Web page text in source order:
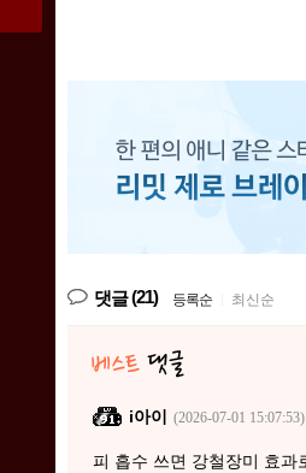
댓글(21) 등록순 최신순
i아이 (2026-07-01 15:07:53)
피 흡수 쓰면 강철장미 효과